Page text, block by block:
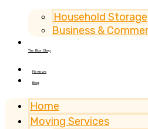
Household Storage
Business &
The Box Shop
Reviews
Blog
Home
Moving Services